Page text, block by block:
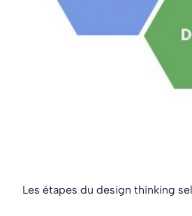
Les étapes du design thinking